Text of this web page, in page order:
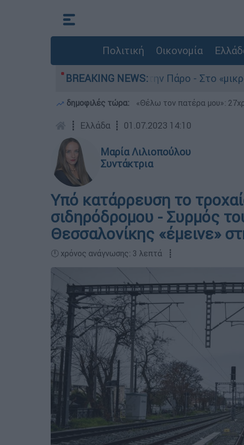
Πολιτική Οικονομία
BREAKING NEWS:
του 4χρονου στην Πάρο - Στο
δημοφιλές τώρα: «Θέλω τον πατέρα μου»:
┋ Ελλάδα ┋ 01.07.2023 14:10
Μαρία Λιλιοπούλου
Συντάκτρια
Υπό κατάρρευση το
σιδηρόδρομου - Συρμός
Θεσσαλονίκης «έμεινε»
🕛 χρόνος ανάγνωσης: 3 λεπτά ┋